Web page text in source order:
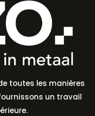
toutes les manières
un travail